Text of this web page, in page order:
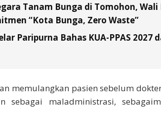
Tanam Bunga di Tomohon,
“Kota Bunga, Zero Waste”
Paripurna Bahas KUA-PPAS 2027
memulangkan pasien sebelum
sebagai maladministrasi,